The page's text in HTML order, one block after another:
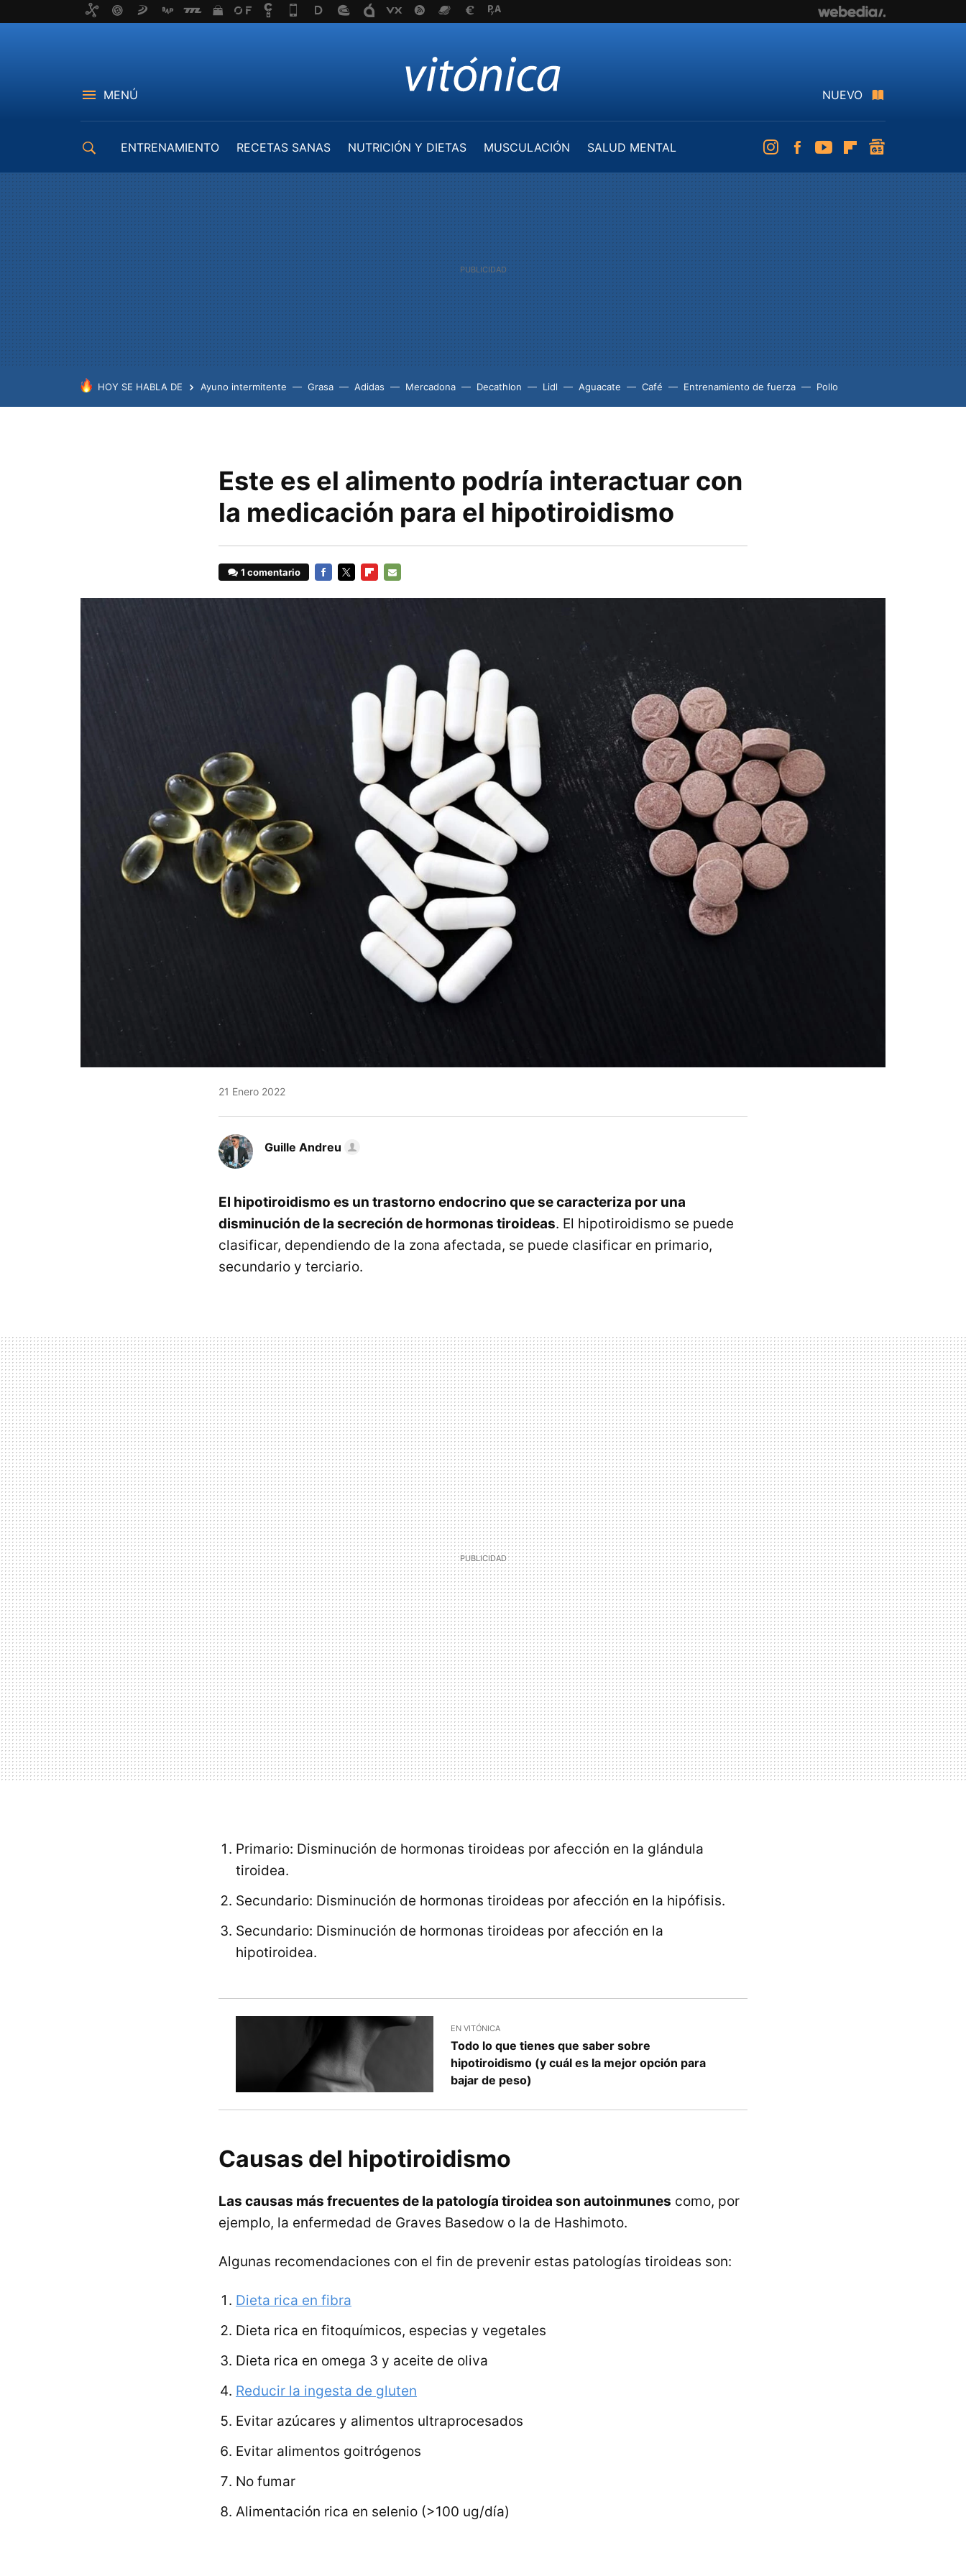
MENÚ NUEVO
ENTRENAMIENTO RECETAS SANAS NUTRICIÓN Y DIETAS MUSCULACIÓN
SALUD MENTAL
InstagramFacebookYoutubeFlipboard
HOY SE HABLA DE Ayuno intermitente Grasa Adidas Mercadona Decathlon Lidl Aguacate Café Entrenamiento de fuerza Pollo
Este es el alimento podría interactuar con
la medicación para el hipotiroidismo
1 comentario
21 Enero 2022
Guille Andreu
El hipotiroidismo es un trastorno endocrino que se caracteriza por una
disminución de la secreción de hormonas tiroideas. El hipotiroidismo se puede
clasificar, dependiendo de la zona afectada, se puede clasificar en primario,
secundario y terciario.
Primario: Disminución de hormonas tiroideas por afección en la glándula
tiroidea.
Secundario: Disminución de hormonas tiroideas por afección en la hipófisis.
Secundario: Disminución de hormonas tiroideas por afección en la
hipotiroidea.
EN VITÓNICA
Todo lo que tienes que saber sobre
hipotiroidismo (y cuál es la mejor opción para
bajar de peso)
Causas del hipotiroidismo
Las causas más frecuentes de la patología tiroidea son autoinmunes como, por
ejemplo, la enfermedad de Graves Basedow o la de Hashimoto.
Algunas recomendaciones con el fin de prevenir estas patologías tiroideas son:
Dieta rica en fibra
Dieta rica en fitoquímicos, especias y vegetales
Dieta rica en omega 3 y aceite de oliva
Reducir la ingesta de gluten
Evitar azúcares y alimentos ultraprocesados
Evitar alimentos goitrógenos
No fumar
Alimentación rica en selenio (>100 ug/día)